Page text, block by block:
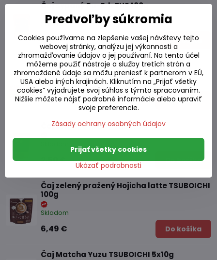
Čaj sypaný Pu-Erh THS 100g
Skladom
4 € Do košíka
Čaj jujube OTTOGI 195g (15x13g)
Skladom
6 € Do košíka
Čaj zelený sypaný THS 100g
2,50 € Do košíka
Čaj zelený pražený Hojicha latte TSUBOICHI
100g
Skladom
6,49 € Do košíka
Čaj Matcha Yuzu TSUBOICHI 5x10g
Predvoľby súkromia
Cookies používame na zlepšenie vašej návštevy tejto
webovej stránky, analýzu jej výkonnosti a
zhromažďovanie údajov o jej používaní. Na tento účel
môžeme použiť nástroje a služby tretích strán a
zhromaždené údaje sa môžu preniesť k partnerom v EÚ,
USA alebo iných krajinách. Kliknutím na „Prijať všetky
cookies“ vyjadrujete svoj súhlas s týmto spracovaním.
Nižšie môžete nájsť podrobné informácie alebo upraviť
svoje preferencie.
Zásady ochrany osobných údajov
Ukázať podrobnosti
Prijať všetky cookies